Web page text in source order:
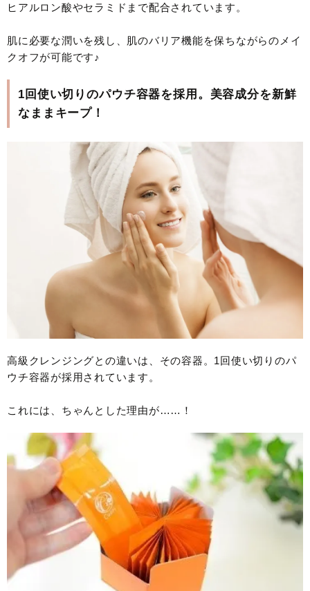
ヒアルロン酸やセラミドまで配合されています。
肌に必要な潤いを残し、肌のバリア機能を保ちながらのメイ
クオフが可能です♪
1回使い切りのパウチ容器を採用。美容成分を新鮮
なままキープ！
高級クレンジングとの違いは、その容器。1回使い切りのパ
ウチ容器が採用されています。
これには、ちゃんとした理由が……！